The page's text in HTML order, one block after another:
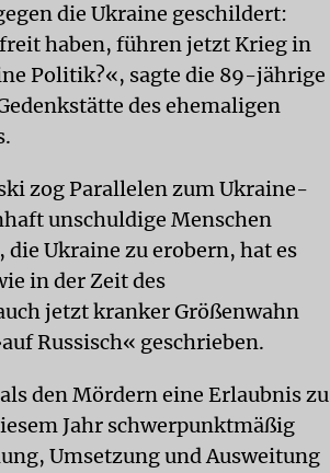
die Ukraine geschildert:
haben, führen jetzt Krieg in
Politik?«, sagte die 89-jährige
des ehemaligen
zog Parallelen zum Ukraine-
unschuldige Menschen
Ukraine zu erobern, hat es
in der Zeit des
jetzt kranker Größenwahn
Russisch« geschrieben.
den Mördern eine Erlaubnis zu
Jahr schwerpunktmäßig
Umsetzung und Ausweitung